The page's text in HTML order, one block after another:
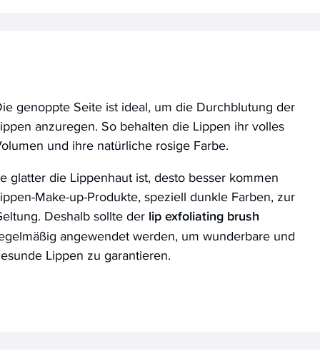
genoppte Seite ist ideal, um die Durchblutung der
anzuregen. So behalten die Lippen ihr volles
und ihre natürliche rosige Farbe.
glatter die Lippenhaut ist, desto besser kommen
Make-up-Produkte, speziell dunkle Farben, zur
Deshalb sollte der lip exfoliating brush
angewendet werden, um wunderbare und
Lippen zu garantieren.